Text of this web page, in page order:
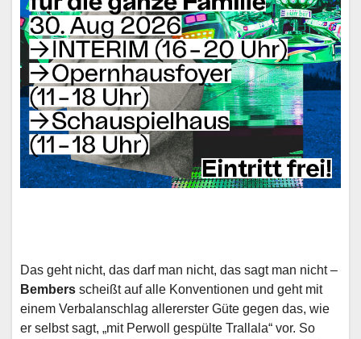
Das geht nicht, das darf man nicht, das sagt man nicht –
Bembers scheißt auf alle Konventionen und geht mit
einem Verbalanschlag allererster Güte gegen das, wie
er selbst sagt, „mit Perwoll gespülte Trallala“ vor. So